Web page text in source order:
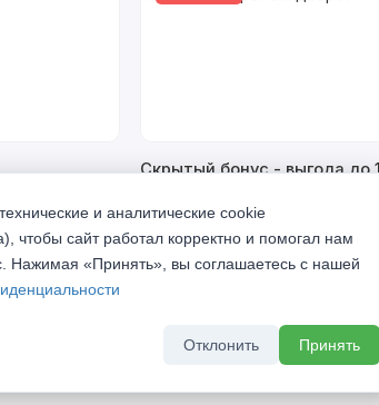
Скрытый бонус - выгода до
До 31 августа 2026 г
и аналитические cookie
чтобы сайт работал корректно и помогал нам
Нажимая «Принять», вы соглашаетесь с нашей
Отклонить Принять